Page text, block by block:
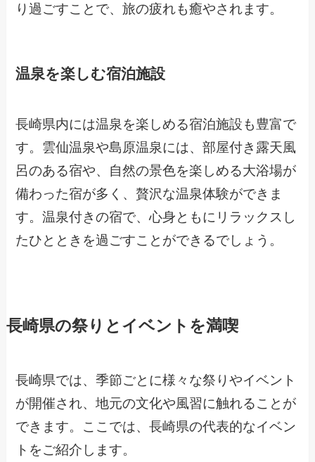
り過ごすことで、旅の疲れも癒やされます。
温泉を楽しむ宿泊施設
長崎県内には温泉を楽しめる宿泊施設も豊富で
す。雲仙温泉や島原温泉には、部屋付き露天風
呂のある宿や、自然の景色を楽しめる大浴場が
備わった宿が多く、贅沢な温泉体験ができま
す。温泉付きの宿で、心身ともにリラックスし
たひとときを過ごすことができるでしょう。
長崎県の祭りとイベントを満喫
長崎県では、季節ごとに様々な祭りやイベント
が開催され、地元の文化や風習に触れることが
できます。ここでは、長崎県の代表的なイベン
トをご紹介します。